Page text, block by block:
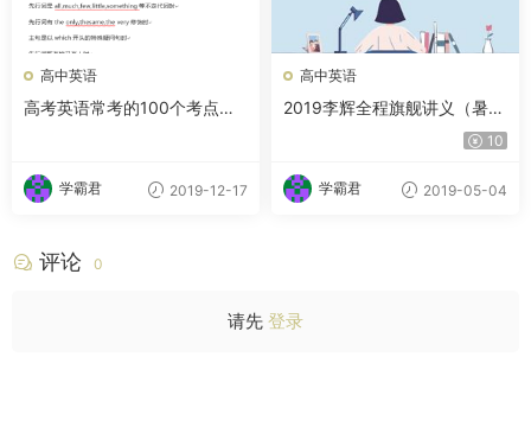
高中英语
高考英语常考的100个考点知
学霸君 2019-12-17
高中英语
2019李辉全程旗舰讲义（暑
+秋+寒+春）纸质扫描版
10
学霸君 2019-05-04
评论 0
请先 登录